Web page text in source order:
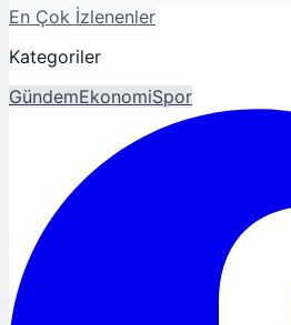
En Çok İzlenenler
Kategoriler
GündemEkonomiSpor